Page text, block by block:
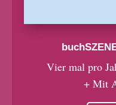
Vier mal pro
+ Mit